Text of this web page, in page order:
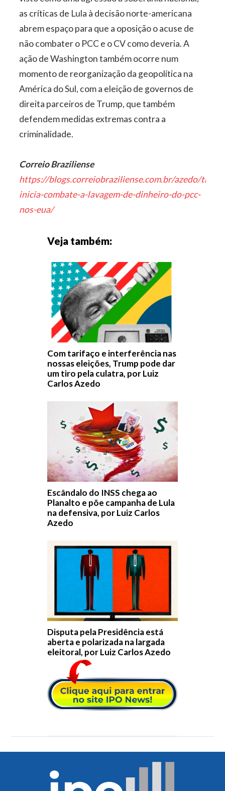
as críticas de Lula à decisão norte-americana
abrem espaço para que a oposição o acuse de
não combater o PCC e o CV como deveria. A
ação de Washington também ocorre num
momento de reorganização da geopolítica na
América do Sul, com a eleição de governos de
direita parceiros de Trump, que também
defendem medidas extremas contra a
criminalidade.
Correio Braziliense
https://blogs.correiobraziliense.com.br/azedo/
inicia-combate-a-lavagem-de-dinheiro-do-pcc-
nos-eua/
Veja também:
Com tarifaço e interferência nas
nossas eleições, Trump pode dar
um tiro pela culatra, por Luiz
Carlos Azedo
Escândalo do INSS chega ao
Planalto e põe campanha de Lula
na defensiva, por Luiz Carlos
Azedo
Disputa pela Presidência está
aberta e polarizada na largada
eleitoral, por Luiz Carlos Azedo